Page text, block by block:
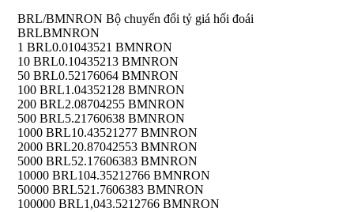
BRL/BMNRON Bộ chuyển đổi tỷ giá hối đoái
BRLBMNRON
1 BRL0.01043521 BMNRON
10 BRL0.10435213 BMNRON
50 BRL0.52176064 BMNRON
100 BRL1.04352128 BMNRON
200 BRL2.08704255 BMNRON
500 BRL5.21760638 BMNRON
1000 BRL10.43521277 BMNRON
2000 BRL20.87042553 BMNRON
5000 BRL52.17606383 BMNRON
10000 BRL104.35212766 BMNRON
50000 BRL521.7606383 BMNRON
100000 BRL1,043.5212766 BMNRON